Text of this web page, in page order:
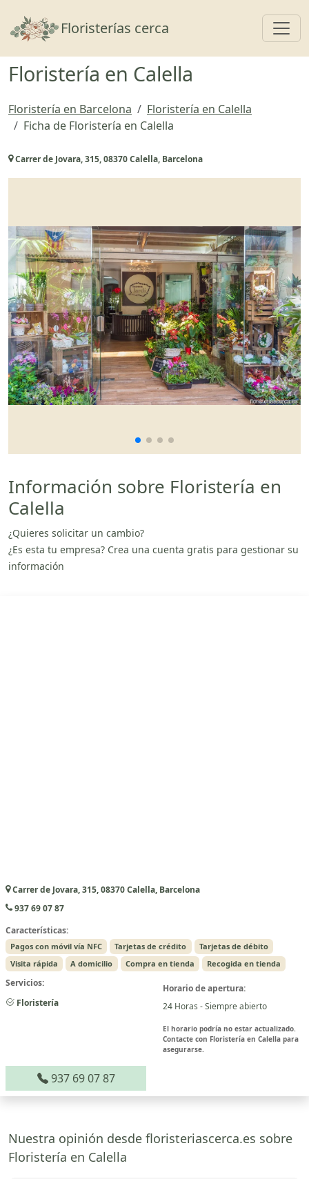
Floristerías cerca
Floristería en Calella
Floristería en Barcelona
Floristería en Calella
Ficha de Floristería en Calella
Carrer de Jovara, 315, 08370 Calella, Barcelona
Información sobre Floristería en
Calella
¿Quieres solicitar un cambio?
¿Es esta tu empresa? Crea una cuenta gratis para gestionar su
información
Carrer de Jovara, 315, 08370 Calella, Barcelona
937 69 07 87
Características:
Pagos con móvil vía NFC Tarjetas de crédito
Tarjetas de débito
Visita rápida
A domicilio Compra en tienda Recogida en tienda
Servicios:
Floristería
Horario de apertura:
24 Horas - Siempre abierto
El horario podría no estar actualizado.
Contacte con Floristería en Calella para
asegurarse.
937 69 07 87
Nuestra opinión desde floristeriascerca.es sobre
Floristería en Calella